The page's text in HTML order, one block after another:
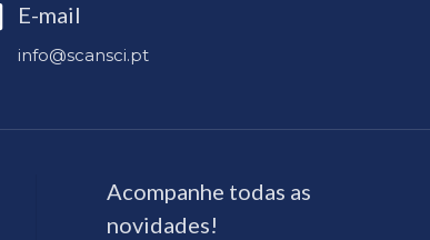
E-mail
info@scansci.pt
Acompanhe todas as
novidades!